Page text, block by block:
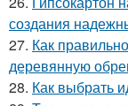
создания
27. Как
деревянную
28. Как выбрать